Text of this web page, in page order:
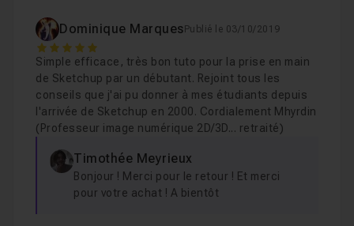
Dominique Marques Publié le 03/10/2019
5
Simple efficace, très bon tuto pour la prise en main
de Sketchup par un débutant. Rejoint tous les
conseils que j'ai pu donner à mes étudiants depuis
l'arrivée de Sketchup en 2000. Cordialement Mhyrdin
(Professeur image numérique 2D/3D... retraité)
Timothée Meyrieux
Bonjour ! Merci pour le retour ! Et merci
pour votre achat ! A bientôt